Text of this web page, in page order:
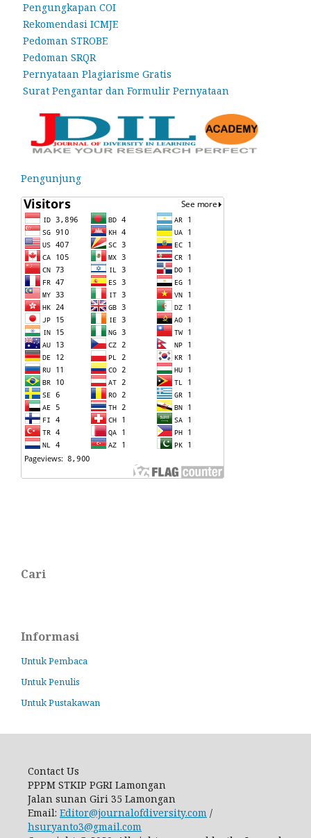
Pengungkapan COI
Rekomendasi ICMJE
Pedoman STROBE
Pedoman SRQR
Pernyataan Plagiarisme Gratis
Surat Pengantar dan Formulir Pernyataan
Pengunjung
Cari
Informasi
Untuk Pembaca
Untuk Penulis
Untuk Pustakawan
Contact Us
PPPM STKIP PGRI Lamongan
Jalan sunan Giri 35 Lamongan
Email: Editor@journalofdiversity.com /
hsuryanto3@gmail.com